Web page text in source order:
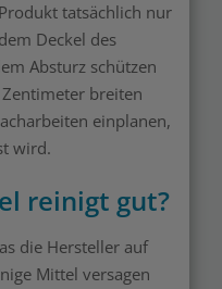
tatsächlich nur
Deckel des
Absturz schützen
breiten
einplanen,
wird.
reinigt gut?
die Hersteller auf
Mittel versagen